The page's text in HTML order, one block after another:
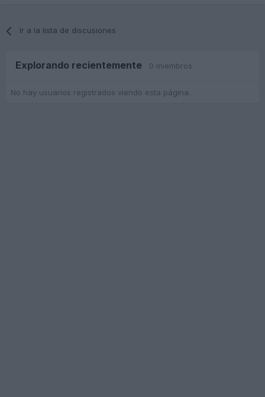
Ir a la lista de discusiones
Explorando recientemente 0 miembros
No hay usuarios registrados viendo esta página.